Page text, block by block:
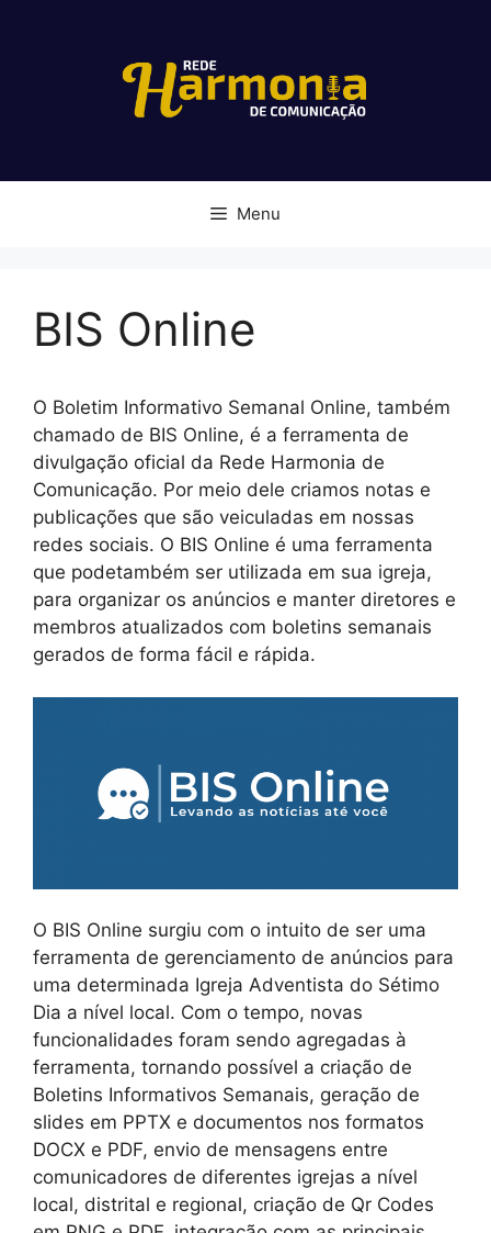
Menu
BIS Online
O Boletim Informativo Semanal Online, também
chamado de BIS Online, é a ferramenta de
divulgação oficial da Rede Harmonia de
Comunicação. Por meio dele criamos notas e
publicações que são veiculadas em nossas
redes sociais. O BIS Online é uma ferramenta
que podetambém ser utilizada em sua igreja,
para organizar os anúncios e manter diretores e
membros atualizados com boletins semanais
gerados de forma fácil e rápida.
O BIS Online surgiu com o intuito de ser uma
ferramenta de gerenciamento de anúncios para
uma determinada Igreja Adventista do Sétimo
Dia a nível local. Com o tempo, novas
funcionalidades foram sendo agregadas à
ferramenta, tornando possível a criação de
Boletins Informativos Semanais, geração de
slides em PPTX e documentos nos formatos
DOCX e PDF, envio de mensagens entre
comunicadores de diferentes igrejas a nível
local, distrital e regional, criação de Qr Codes